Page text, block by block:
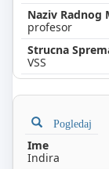
profesor
VSS
Pogledaj
Indira